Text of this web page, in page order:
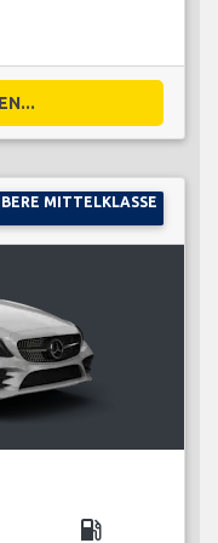
MITTELKLASSE
local_gas_station